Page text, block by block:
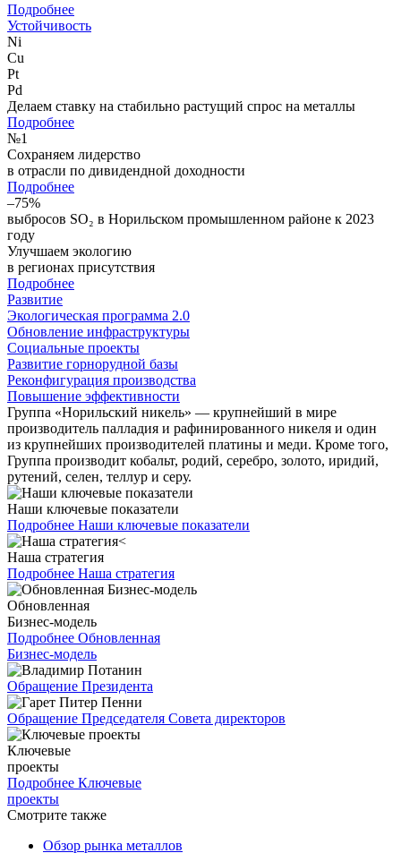
Подробнее
Устойчивость
Ni
Cu
Pt
Pd
Делаем ставку на стабильно растущий спрос на металлы
Подробнее
№1
Сохраняем лидерство
в отрасли по дивидендной доходности
Подробнее
–75%
выбросов SO₂ в Норильском промышленном районе к 2023
году
Улучшаем экологию
в регионах присутствия
Подробнее
Развитие
Экологическая программа 2.0
Обновление инфраструктуры
Социальные проекты
Развитие горнорудной базы
Реконфигурация производства
Повышение эффективности
Группа «Норильский никель» — крупнейший в мире
производитель палладия и рафинированного никеля и один
из крупнейших производителей платины и меди. Кроме того,
Группа производит кобальт, родий, серебро, золото, иридий,
рутений, селен, теллур и серу.
Наши ключевые показатели
Подробнее Наши ключевые показатели
Наша стратегия
Подробнее Наша стратегия
Обновленная
Бизнес-модель
Подробнее Обновленная
Бизнес-модель
Обращение Президента
Обращение Председателя Совета директоров
Ключевые
проекты
Подробнее Ключевые
проекты
Смотрите также
Обзор рынка металлов